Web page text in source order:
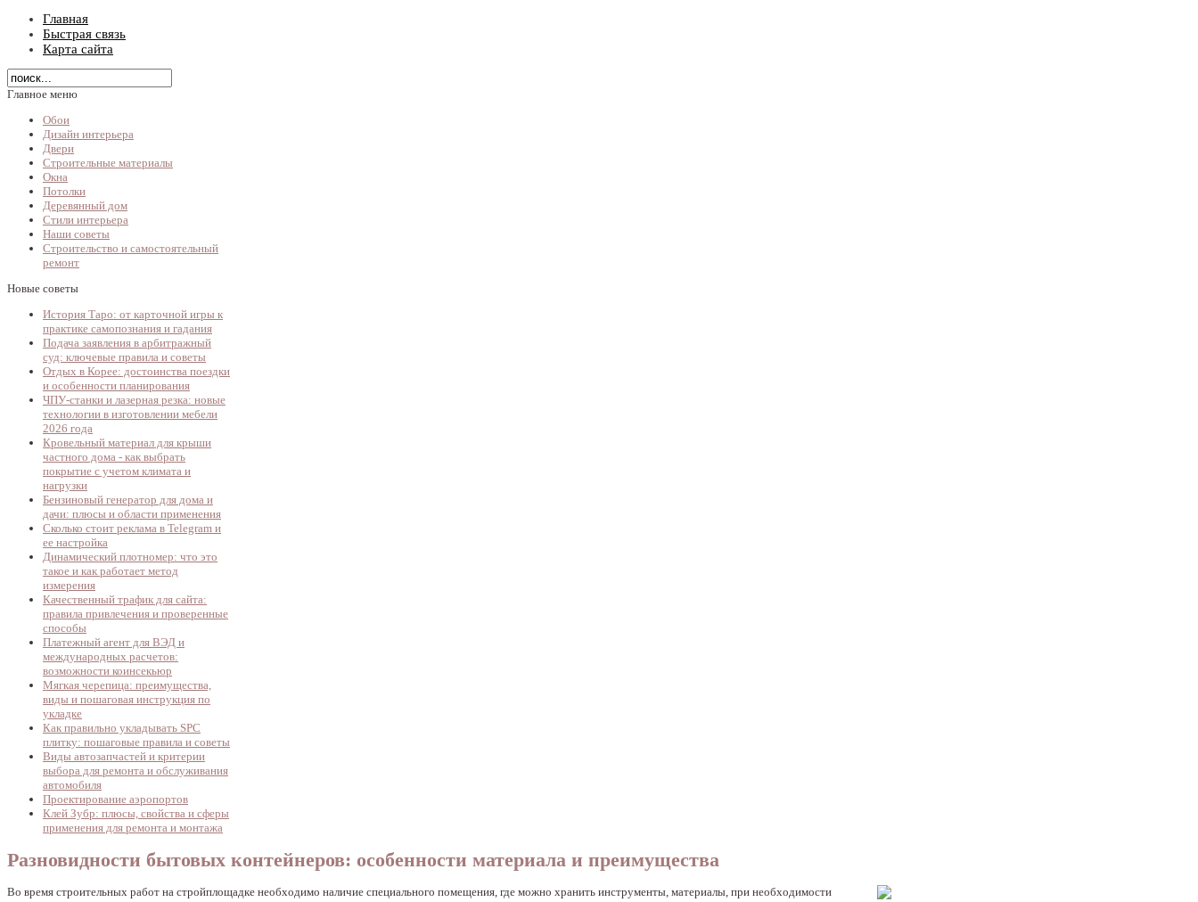
Главная
Быстрая связь
Карта сайта
Главное меню
Обои
Дизайн интерьера
Двери
Строительные материалы
Окна
Потолки
Деревянный дом
Стили интерьера
Наши советы
Строительство и самостоятельный
ремонт
Новые советы
История Таро: от карточной игры к
практике самопознания и гадания
Подача заявления в арбитражный
суд: ключевые правила и советы
Отдых в Корее: достоинства поездки
и особенности планирования
ЧПУ-станки и лазерная резка: новые
технологии в изготовлении мебели
2026 года
Кровельный материал для крыши
частного дома - как выбрать
покрытие с учетом климата и
нагрузки
Бензиновый генератор для дома и
дачи: плюсы и области применения
Сколько стоит реклама в Telegram и
ее настройка
Динамический плотномер: что это
такое и как работает метод
измерения
Качественный трафик для сайта:
правила привлечения и проверенные
способы
Платежный агент для ВЭД и
международных расчетов:
возможности коинсекьюр
Мягкая черепица: преимущества,
виды и пошаговая инструкция по
укладке
Как правильно укладывать SPC
плитку: пошаговые правила и советы
Виды автозапчастей и критерии
выбора для ремонта и обслуживания
автомобиля
Проектирование аэропортов
Клей Зубр: плюсы, свойства и сферы
применения для ремонта и монтажа
Разновидности бытовых контейнеров: особенности материала и преимущества
Во время строительных работ на стройплощадке необходимо наличие специального помещения, где можно хранить инструменты, материалы, при необходимости